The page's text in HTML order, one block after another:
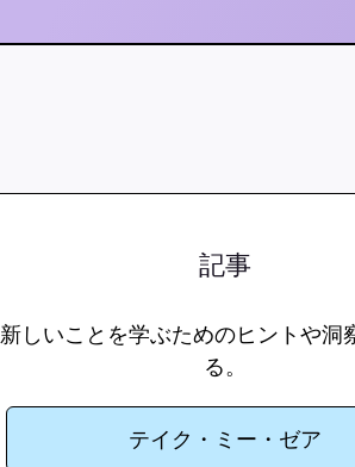
記事
新しいことを学ぶためのヒントや洞
る。
テイク・ミー・ゼア